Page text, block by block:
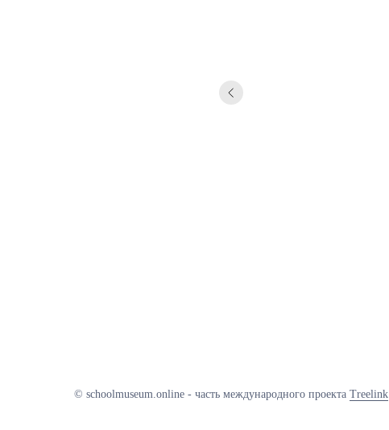
© schoolmuseum.online - часть международного проекта Treelink